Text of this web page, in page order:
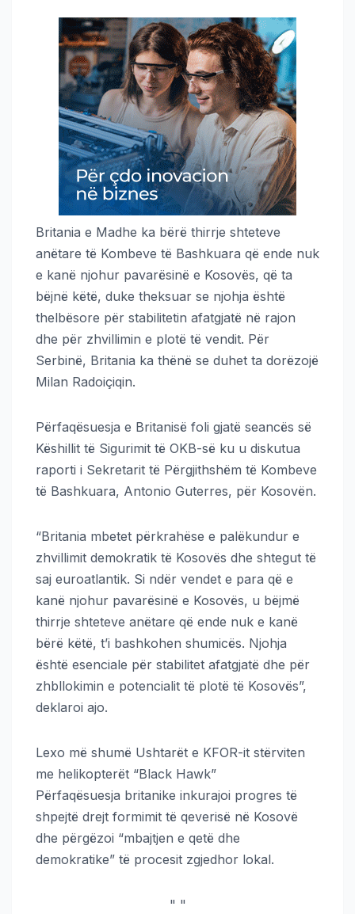
Britania e Madhe ka bërë thirrje shteteve
anëtare të Kombeve të Bashkuara që ende nuk
e kanë njohur pavarësinë e Kosovës, që ta
bëjnë këtë, duke theksuar se njohja është
thelbësore për stabilitetin afatgjatë në rajon
dhe për zhvillimin e plotë të vendit. Për
Serbinë, Britania ka thënë se duhet ta dorëzojë
Milan Radoiçiqin.
Përfaqësuesja e Britanisë foli gjatë seancës së
Këshillit të Sigurimit të OKB-së ku u diskutua
raporti i Sekretarit të Përgjithshëm të Kombeve
të Bashkuara, Antonio Guterres, për Kosovën.
“Britania mbetet përkrahëse e palëkundur e
zhvillimit demokratik të Kosovës dhe shtegut të
saj euroatlantik. Si ndër vendet e para që e
kanë njohur pavarësinë e Kosovës, u bëjmë
thirrje shteteve anëtare që ende nuk e kanë
bërë këtë, t’i bashkohen shumicës. Njohja
është esenciale për stabilitet afatgjatë dhe për
zhbllokimin e potencialit të plotë të Kosovës”,
deklaroi ajo.
Lexo më shumë Ushtarët e KFOR-it stërviten
me helikopterët “Black Hawk”
Përfaqësuesja britanike inkurajoi progres të
shpejtë drejt formimit të qeverisë në Kosovë
dhe përgëzoi “mbajtjen e qetë dhe
demokratike” të procesit zgjedhor lokal.
" "